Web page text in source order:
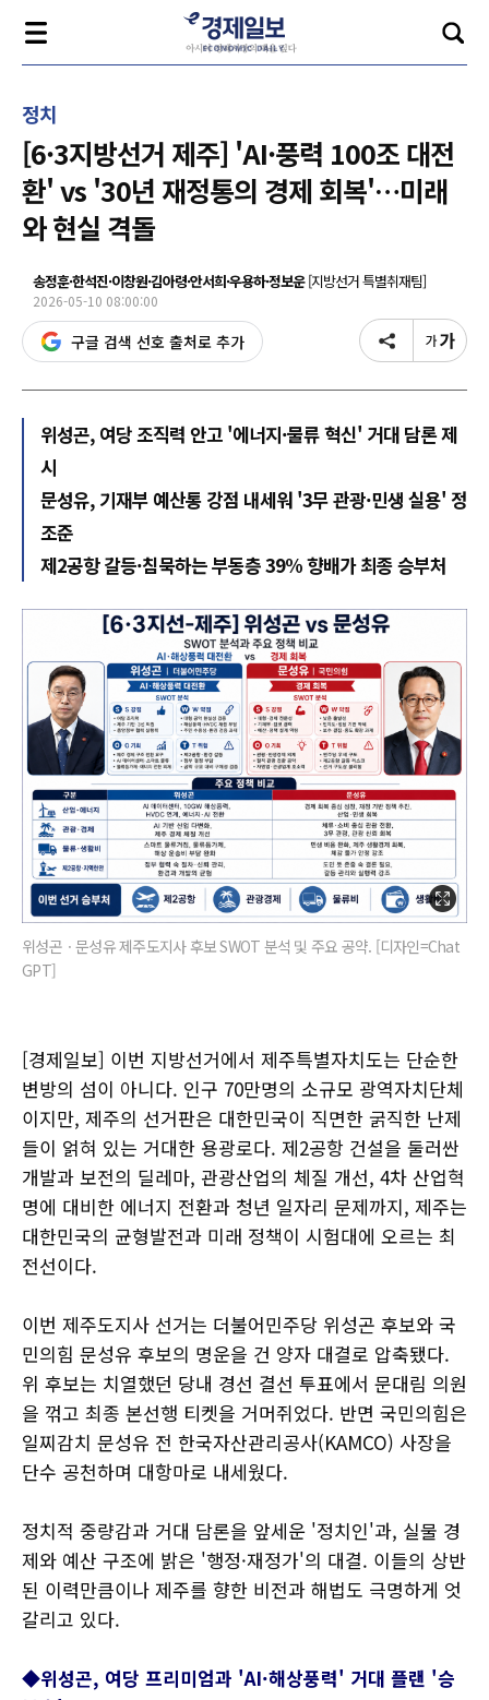
정치
[6·3지방선거 제주] 'AI·풍력 100조 대전
환' vs '30년 재정통의 경제 회복'…미래
와 현실 격돌
송정훈·한석진·이창원·김아령·안서희·우용하·정보운[지방선거 특별취재팀]
2026-05-10 08:00:00
구글 검색 선호 출처로 추가
위성곤, 여당 조직력 안고 '에너지·물류 혁신' 거대 담론 제
시
문성유, 기재부 예산통 강점 내세워 '3무 관광·민생 실용' 정
조준
제2공항 갈등·침묵하는 부동층 39% 향배가 최종 승부처
위성곤ㆍ문성유 제주도지사 후보 SWOT 분석 및 주요 공약. [디자인=Chat
GPT]
[경제일보] 이번 지방선거에서 제주특별자치도는 단순한
변방의 섬이 아니다. 인구 70만명의 소규모 광역자치단체
이지만, 제주의 선거판은 대한민국이 직면한 굵직한 난제
들이 얽혀 있는 거대한 용광로다. 제2공항 건설을 둘러싼
개발과 보전의 딜레마, 관광산업의 체질 개선, 4차 산업혁
명에 대비한 에너지 전환과 청년 일자리 문제까지, 제주는
대한민국의 균형발전과 미래 정책이 시험대에 오르는 최
전선이다.
이번 제주도지사 선거는 더불어민주당 위성곤 후보와 국
민의힘 문성유 후보의 명운을 건 양자 대결로 압축됐다.
위 후보는 치열했던 당내 경선 결선 투표에서 문대림 의원
을 꺾고 최종 본선행 티켓을 거머쥐었다. 반면 국민의힘은
일찌감치 문성유 전 한국자산관리공사(KAMCO) 사장을
단수 공천하며 대항마로 내세웠다.
정치적 중량감과 거대 담론을 앞세운 '정치인'과, 실물 경
제와 예산 구조에 밝은 '행정·재정가'의 대결. 이들의 상반
된 이력만큼이나 제주를 향한 비전과 해법도 극명하게 엇
갈리고 있다.
◆위성곤, 여당 프리미엄과 'AI·해상풍력' 거대 플랜 '승